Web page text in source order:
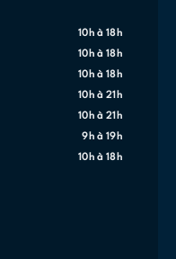
10h à 18h
10h à 18h
10h à 18h
10h à 21h
10h à 21h
9h à 19h
10h à 18h